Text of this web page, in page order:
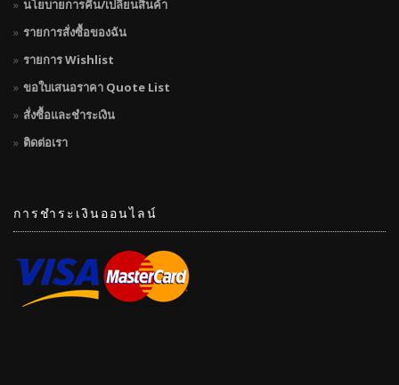
นโยบายการคืน/เปลี่ยนสินค้า
รายการสั่งซื้อของฉัน
รายการ Wishlist
ขอใบเสนอราคา Quote List
สั่งซื้อและชำระเงิน
ติดต่อเรา
การชำระเงินออนไลน์